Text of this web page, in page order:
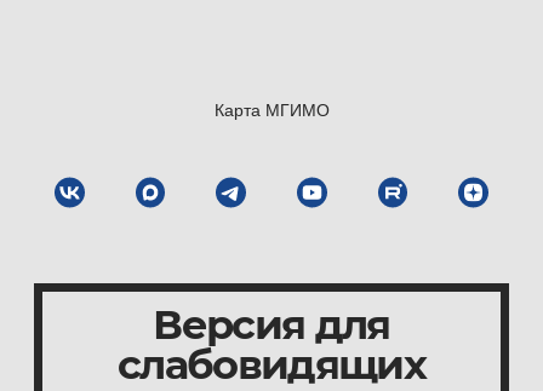
2025 — Благодарность Русской
в популяризации классической музыки
и поддержку юных пианистов
Участие в профессиональных ассоциациях
Член Российской ассоциации
Карта МГИМО
Версия для
слабовидящих